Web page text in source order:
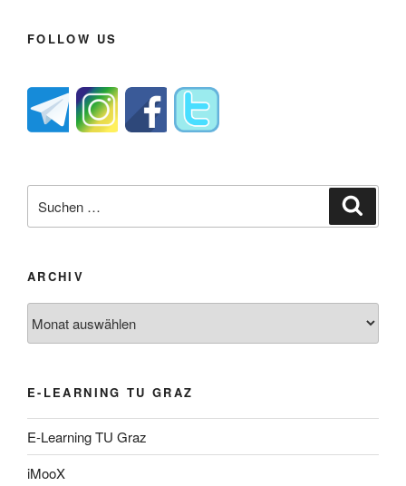
FOLLOW US
nach:
ARCHIV
E-LEARNING TU GRAZ
E-Learning TU Graz
iMooX